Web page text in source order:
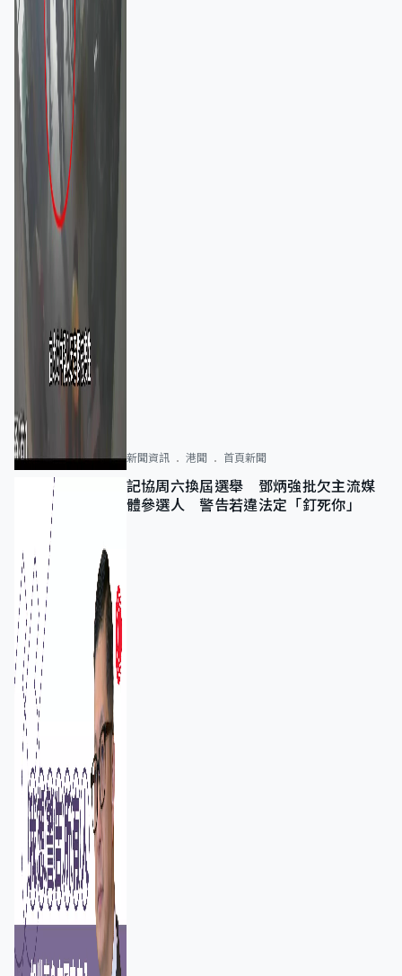
新聞資訊 港聞 首頁新聞
記協周六換屆選舉 鄧炳強批欠主流媒
體參選人 警告若違法定「釘死你」